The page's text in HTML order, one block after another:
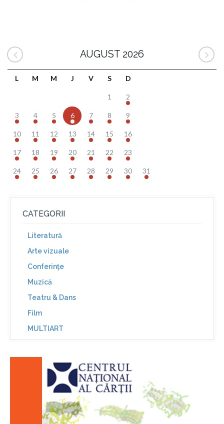
AUGUST 2026
L M M J V S D
1 2
3 4 5 6 7 8 9
10 11 12 13 14 15 16
17 18 19 20 21 22 23
24 25 26 27 28 29 30 31
CATEGORII
Literatură
Arte vizuale
Conferinţe
Muzică
Teatru & Dans
Film
MULTIART